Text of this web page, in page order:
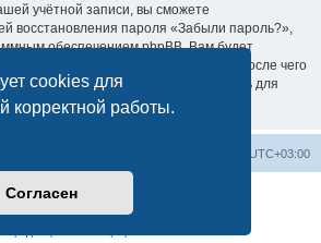
cookies для
корректной работы.
Согласен
учётной записи, вы сможете
восстановления пароля «Забыли пароль?»,
обеспечением phpBB. Вам будет
имя пользователя и ваш адрес email, после чего
phpBB сгенерирует вам новый пароль для
UTC+03:00
phpBB® Forum Software © phpBB Limited
Русская поддержка phpBB